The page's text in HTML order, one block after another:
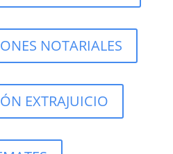
NOTARIALES
EXTRAJUICIO